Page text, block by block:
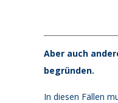
Aber auch
begründen.
In diesen Fällen